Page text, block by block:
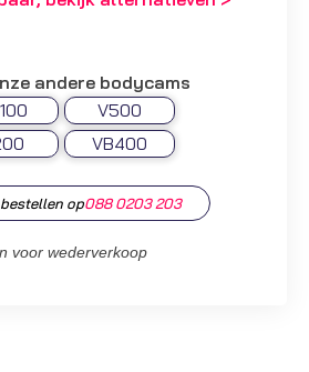
andere bodycams
V500
VB400
op088 0203 203
voor wederverkoop